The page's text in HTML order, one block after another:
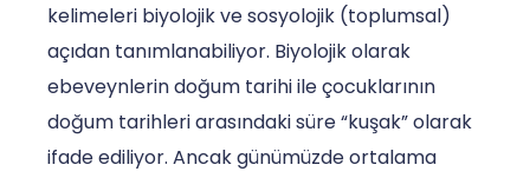
kelimeleri biyolojik ve sosyolojik (toplumsal)
açıdan tanımlanabiliyor. Biyolojik olarak
ebeveynlerin doğum tarihi ile çocuklarının
doğum tarihleri arasındaki süre “kuşak” olarak
ifade ediliyor. Ancak günümüzde ortalama